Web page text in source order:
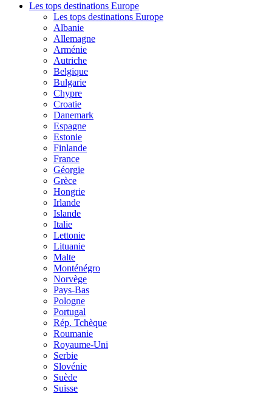
Les tops destinations Europe
Les tops destinations Europe
Albanie
Allemagne
Arménie
Autriche
Belgique
Bulgarie
Chypre
Croatie
Danemark
Espagne
Estonie
Finlande
France
Géorgie
Grèce
Hongrie
Irlande
Islande
Italie
Lettonie
Lituanie
Malte
Monténégro
Norvège
Pays-Bas
Pologne
Portugal
Rép. Tchèque
Roumanie
Royaume-Uni
Serbie
Slovénie
Suède
Suisse